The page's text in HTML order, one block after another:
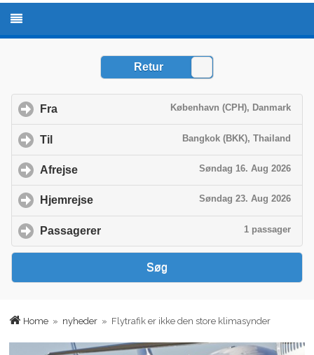
Home » nyheder » Flytrafik er ikke den store klimasynder